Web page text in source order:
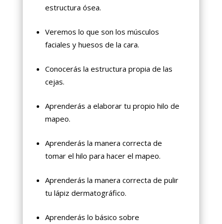
estructura ósea.
Veremos lo que son los músculos
faciales y huesos de la cara.
Conocerás la estructura propia de las
cejas.
Aprenderás a elaborar tu propio hilo de
mapeo.
Aprenderás la manera correcta de
tomar el hilo para hacer el mapeo.
Aprenderás la manera correcta de pulir
tu lápiz dermatográfico.
Aprenderás lo básico sobre